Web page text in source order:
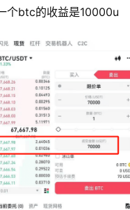
个btc的收益是10000u